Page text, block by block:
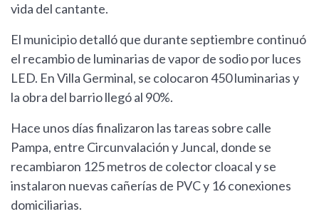
vida del cantante.
El municipio detalló que durante septiembre continuó
el recambio de luminarias de vapor de sodio por luces
LED. En Villa Germinal, se colocaron 450 luminarias y
la obra del barrio llegó al 90%.
Hace unos días finalizaron las tareas sobre calle
Pampa, entre Circunvalación y Juncal, donde se
recambiaron 125 metros de colector cloacal y se
instalaron nuevas cañerías de PVC y 16 conexiones
domiciliarias.